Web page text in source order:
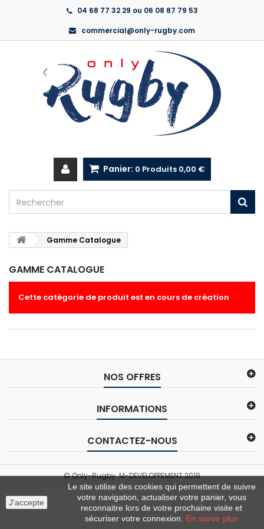
04 68 77 32 29 ou 06 08 87 79 53
commercial@only-rugby.com
Panier: 0 Produits 0,00 €
Gamme Catalogue
GAMME CATALOGUE
Cette catégorie de produit est en cours de création
NOS OFFRES
INFORMATIONS
© Only-Rugby. M-DEVELOPPEMENT 2018
CONTACTEZ-NOUS
J'accepte
Le site utilise des cookies qui permettent de suivre
votre navigation, actualiser votre panier, vous
reconnaitre lors de votre prochaine visite et
sécuriser votre connexion. En savoir plus